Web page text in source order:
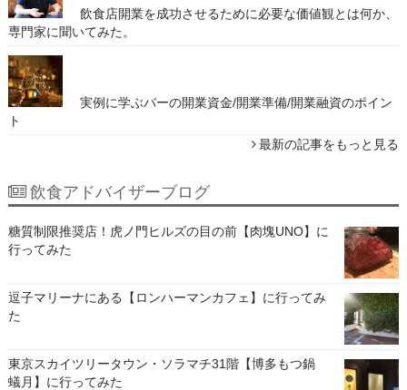
飲食店開業を成功させるために必要な価値観とは何か、
専門家に聞いてみた。
実例に学ぶバーの開業資金/開業準備/開業融資のポイン
ト
最新の記事をもっと見る
飲食アドバイザーブログ
糖質制限推奨店！虎ノ門ヒルズの目の前【肉塊UNO】に
行ってみた
逗子マリーナにある【ロンハーマンカフェ】に行ってみ
た
東京スカイツリータウン・ソラマチ31階【博多もつ鍋
蟻月】に行ってみた